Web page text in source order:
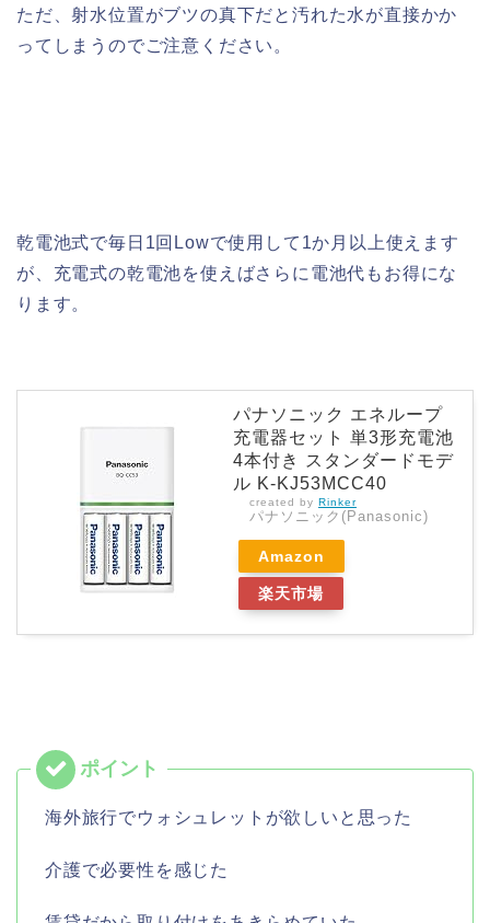
ただ、射水位置がブツの真下だと汚れた水が直接かか
ってしまうのでご注意ください。
乾電池式で毎日1回Lowで使用して1か月以上使えます
が、充電式の乾電池を使えばさらに電池代もお得にな
ります。
パナソニック エネループ
充電器セット 単3形充電池
4本付き スタンダードモデ
ル K-KJ53MCC40
created by Rinker
パナソニック(Panasonic)
Amazon
楽天市場
海外旅行でウォシュレットが欲しいと思った
介護で必要性を感じた